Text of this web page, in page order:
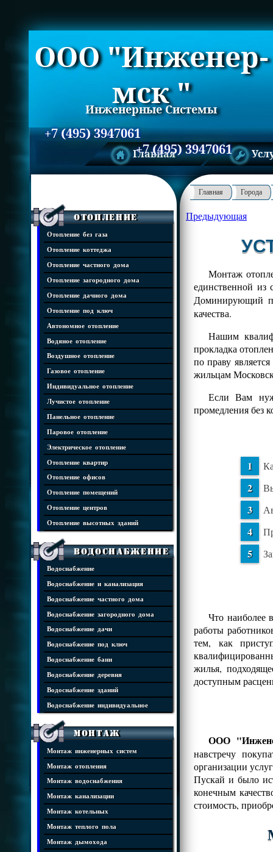
ООО "Инженер-
мск "
Инженерные Системы
+7 (495) 3947061
+7 (495) 3947061
Главная
Отопление
Отопление без газа
Отопление коттеджа
Отопление частного дома
Отопление загородного дома
Отопление дачного дома
Отопление под ключ
Автономное отопление
Водяное отопление
Воздушное отопление
Газовое отопление
Индивидуальное отопление
Лучистое отопление
Панельное отопление
Паровое отопление
Электрическое отопление
Отопление квартир
Отопление офисов
Отопление помещений
Отопление центров
Отопление высотных зданий
Водоснабжение
Водоснабжение
Водоснабжение и канализация
Водоснабжение частного дома
Водоснабжение загородного дома
Водоснабжение дачи
Водоснабжение под ключ
Водоснабжение бани
Водоснабжение деревня
Водоснабжение зданий
Водоснабжение индивидуальное
Монтаж
Монтаж инженерных систем
Монтаж отопления
Монтаж водоснабжения
Монтаж канализации
Монтаж котельных
Монтаж теплого пола
Монтаж дымохода
Главная Города
Предыдующая
Монтаж
единственной из
Доминирующий
качества.
Нашим
прокладка
по праву
жильцам
Если Вам
промедления без
Что наиболее
работы
тем, как
жилья,
доступным
ООО
навстречу
организации
Пускай и было
конечным
стоимость,